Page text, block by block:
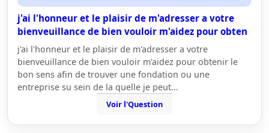
j'ai l'honneur et le plaisir de m'adresser a votre
bienveuillance de bien vouloir m'aidez pour obten
j'ai l'honneur et le plaisir de m'adresser a votre
bienveuillance de bien vouloir m'aidez pour obtenir le
bon sens afin de trouver une fondation ou une
entreprise su sein de la quelle je peut…
Voir l'Question